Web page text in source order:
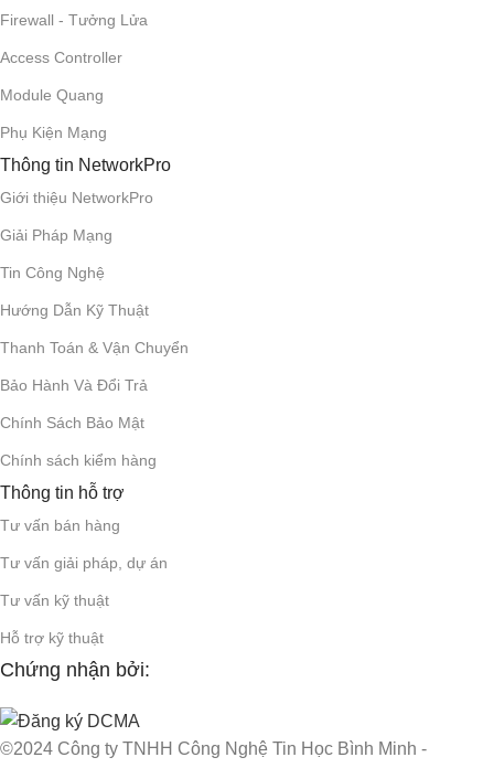
Firewall - Tưởng Lửa
Access Controller
Module Quang
Phụ Kiện Mạng
Thông tin NetworkPro
Giới thiệu NetworkPro
Giải Pháp Mạng
Tin Công Nghệ
Hướng Dẫn Kỹ Thuật
Thanh Toán & Vận Chuyển
Bảo Hành Và Đổi Trả
Chính Sách Bảo Mật
Chính sách kiểm hàng
Thông tin hỗ trợ
Tư vấn bán hàng
Tư vấn giải pháp, dự án
Tư vấn kỹ thuật
Hỗ trợ kỹ thuật
Chứng nhận bởi:
©2024 Công ty TNHH Công Nghệ Tin Học Bình Minh -